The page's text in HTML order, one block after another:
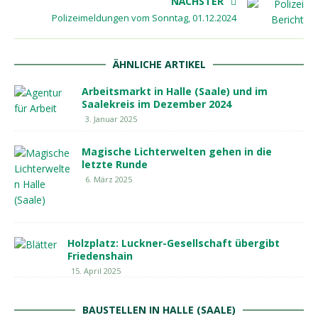
Polizeimeldungen vom Sonntag, 01.12.2024
ÄHNLICHE ARTIKEL
Arbeitsmarkt in Halle (Saale) und im
Saalekreis im Dezember 2024
3. Januar 2025
Magische Lichterwelten gehen in die
letzte Runde
6. März 2025
Holzplatz: Luckner-Gesellschaft übergibt
Friedenshain
15. April 2025
BAUSTELLEN IN HALLE (SAALE)